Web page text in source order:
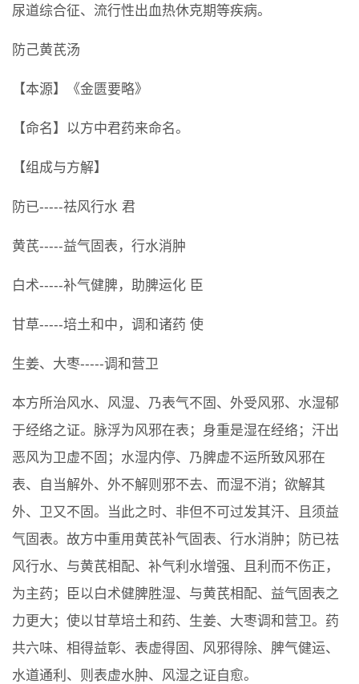
尿道综合征、流行性出血热休克期等疾病。
防己黄芪汤
【本源】《金匮要略》
【命名】以方中君药来命名。
【组成与方解】
防已-----祛风行水 君
黄芪-----益气固表，行水消肿
白术-----补气健脾，助脾运化 臣
甘草-----培土和中，调和诸药 使
生姜、大枣-----调和营卫
本方所治风水、风湿、乃表气不固、外受风邪、水湿郁
于经络之证。脉浮为风邪在表；身重是湿在经络；汗出
恶风为卫虚不固；水湿内停、乃脾虚不运所致风邪在
表、自当解外、外不解则邪不去、而湿不消；欲解其
外、卫又不固。当此之时、非但不可过发其汗、且须益
气固表。故方中重用黄芪补气固表、行水消肿；防已祛
风行水、与黄芪相配、补气利水增强、且利而不伤正，
为主药；臣以白术健脾胜湿、与黄芪相配、益气固表之
力更大；使以甘草培土和药、生姜、大枣调和营卫。药
共六味、相得益彰、表虚得固、风邪得除、脾气健运、
水道通利、则表虚水肿、风湿之证自愈。